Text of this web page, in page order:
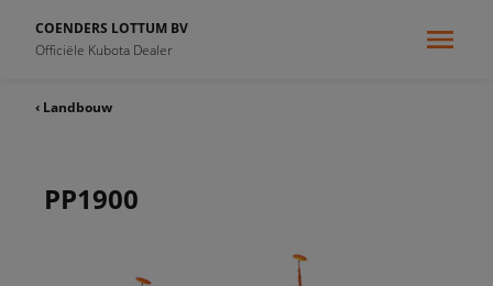
COENDERS LOTTUM BV
Officiële Kubota Dealer
‹ Landbouw
PP1900